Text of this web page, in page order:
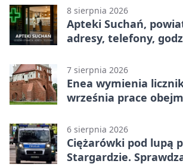
8 sierpnia 2026
Apteki Suchań,
adresy, telefony,
7 sierpnia 2026
Enea wymienia
września prace
6 sierpnia 2026
Ciężarówki pod lupą
Stargardzie.